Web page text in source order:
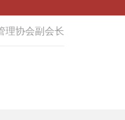
理协会副会长